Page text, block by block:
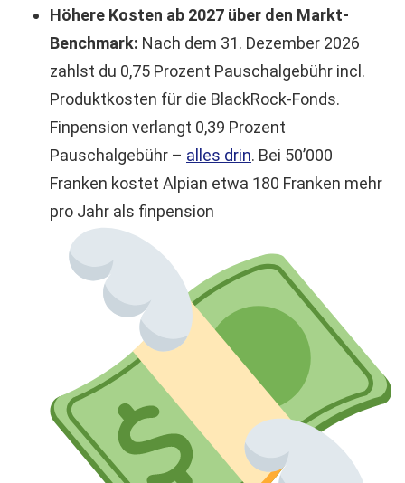
Höhere Kosten ab 2027 über den Markt-
Benchmark: Nach dem 31. Dezember 2026
zahlst du 0,75 Prozent Pauschalgebühr incl.
Produktkosten für die BlackRock-Fonds.
Finpension verlangt 0,39 Prozent
Pauschalgebühr – alles drin. Bei 50’000
Franken kostet Alpian etwa 180 Franken mehr
pro Jahr als finpension